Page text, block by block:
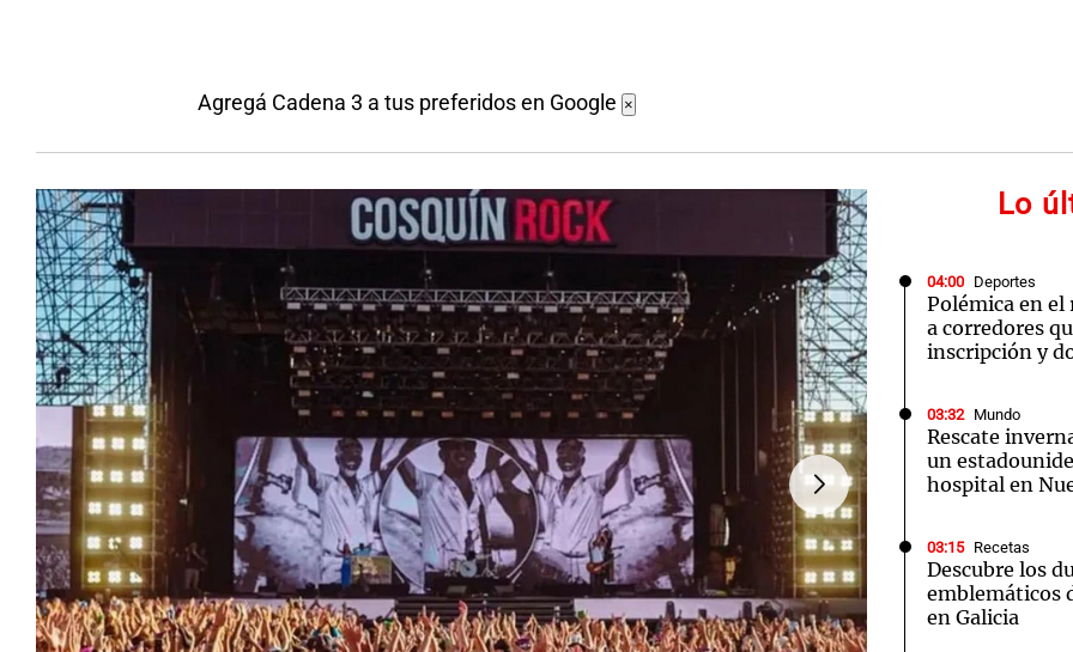
Agregá Cadena 3 a tus preferidos en Google ×
Lo
04:00 Deportes
Polémica en
a corredores
inscripción y
03:32 Mundo
Rescate
un
hospital en
03:15 Recetas
Descubre los
emblemáticos
en Galicia